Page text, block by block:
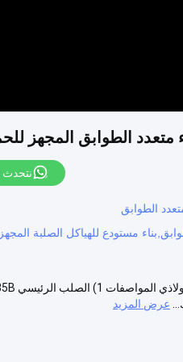
متعدد الطوابق المجهز
نتحدث
الطوابق
عرض المزيد